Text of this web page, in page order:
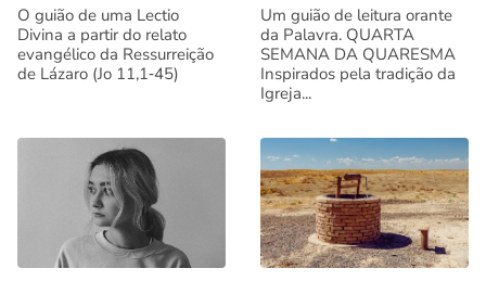
O guião de uma Lectio
Divina a partir do relato
evangélico da Ressurreição
de Lázaro (Jo 11,1‑45)
Um guião de leitura orante
da Palavra. QUARTA
SEMANA DA QUARESMA
Inspirados pela tradição da
Igreja...